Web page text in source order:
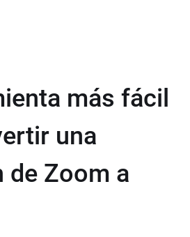
más fácil
una
de Zoom a